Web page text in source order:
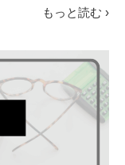
もっと読む ›